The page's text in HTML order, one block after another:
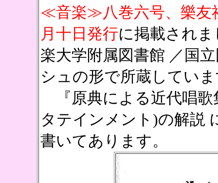
≪音楽≫八巻六号、樂友
月十日発行に掲載され
楽大学附属図書館 ／国
シュの形で所蔵してい
『原典による近代唱歌
タテインメント)の解説
書いてあります。